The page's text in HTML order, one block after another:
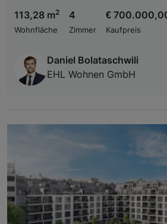
113,28 m2
Wohnfläche
4
Zimmer
€
Kaufpreis
Daniel Bolataschwili
EHL Wohnen GmbH